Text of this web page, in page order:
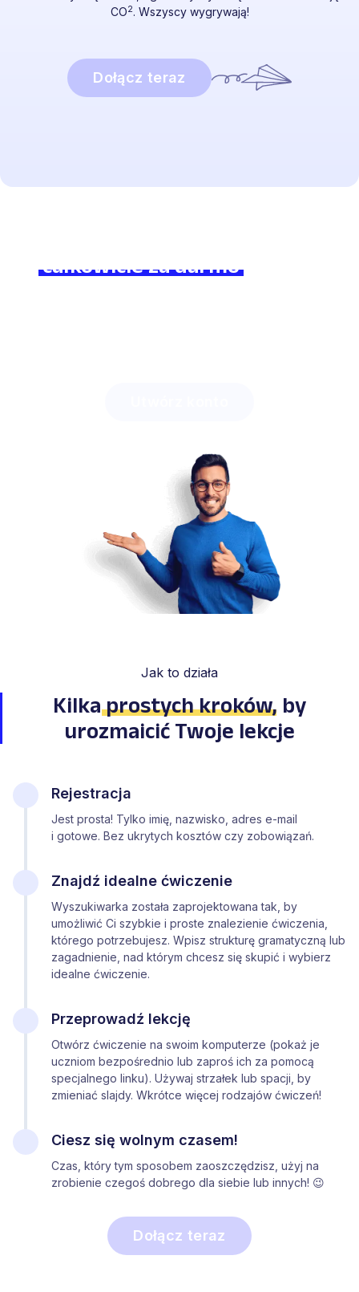
CO2. Wszyscy wygrywają!
Dołącz teraz
całkowicie za darmoi poczuj
Jak to działa
Kilkaprostych kroków, by
urozmaicić Twoje lekcje
Rejestracja
Jest prosta! Tylko imię, nazwisko, adres e-mail
i gotowe. Bez ukrytych kosztów czy zobowiązań.
Znajdź idealne ćwiczenie
Wyszukiwarka została zaprojektowana tak, by
umożliwić Ci szybkie i proste znalezienie ćwiczenia,
którego potrzebujesz. Wpisz strukturę gramatyczną lub
zagadnienie, nad którym chcesz się skupić i wybierz
idealne ćwiczenie.
Przeprowadź lekcję
Otwórz ćwiczenie na swoim komputerze (pokaż je
uczniom bezpośrednio lub zaproś ich za pomocą
specjalnego linku). Używaj strzałek lub spacji, by
zmieniać slajdy. Wkrótce więcej rodzajów ćwiczeń!
Ciesz się wolnym czasem!
Czas, który tym sposobem zaoszczędzisz, użyj na
zrobienie czegoś dobrego dla siebie lub innych! 😉
Dołącz teraz